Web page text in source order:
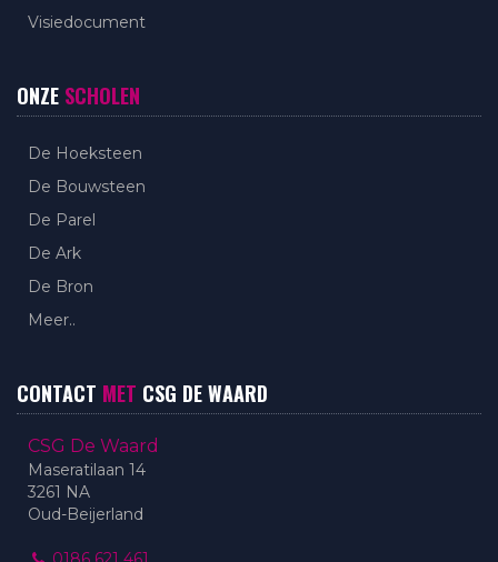
Visiedocument
ONZE SCHOLEN
De Hoeksteen
De Bouwsteen
De Parel
De Ark
De Bron
Meer..
CONTACT MET CSG DE WAARD
CSG De Waard
Maseratilaan 14
3261 NA
Oud-Beijerland